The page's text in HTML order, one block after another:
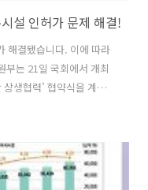
설 인허가 문제 해결!
해결됐습니다. 이에 따라
부는 21일 국회에서 개최
생협력’ 협약식을 계기
문제가 해소됐다고 밝혔
장, SK하이닉스 대표이
클러스터는? - 총 사업
프로젝트 ※ 그동안 산단